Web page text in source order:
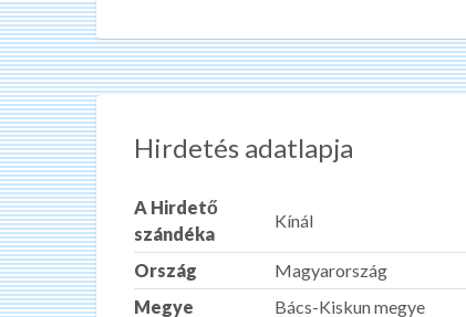
Hirdetés adatlapja
A Hirdető
szándéka
Kínál
Ország
Magyarország
Megye
Bács-Kiskun megye